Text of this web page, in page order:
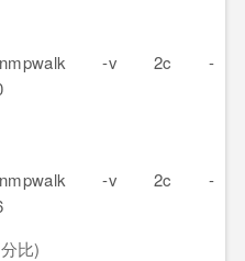
snmpwalk -v 2c -
snmpwalk -v 2c -
比)